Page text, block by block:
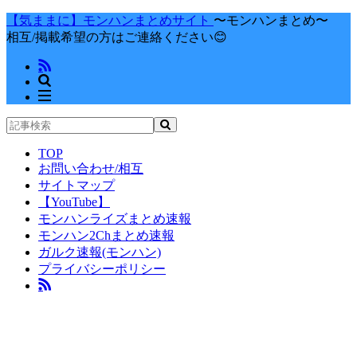
【気ままに】モンハンまとめサイト 〜モンハンまとめ〜
相互/掲載希望の方はご連絡ください😊
TOP
お問い合わせ/相互
サイトマップ
【YouTube】
モンハンライズまとめ速報
モンハン2Chまとめ速報
ガルク速報(モンハン)
プライバシーポリシー